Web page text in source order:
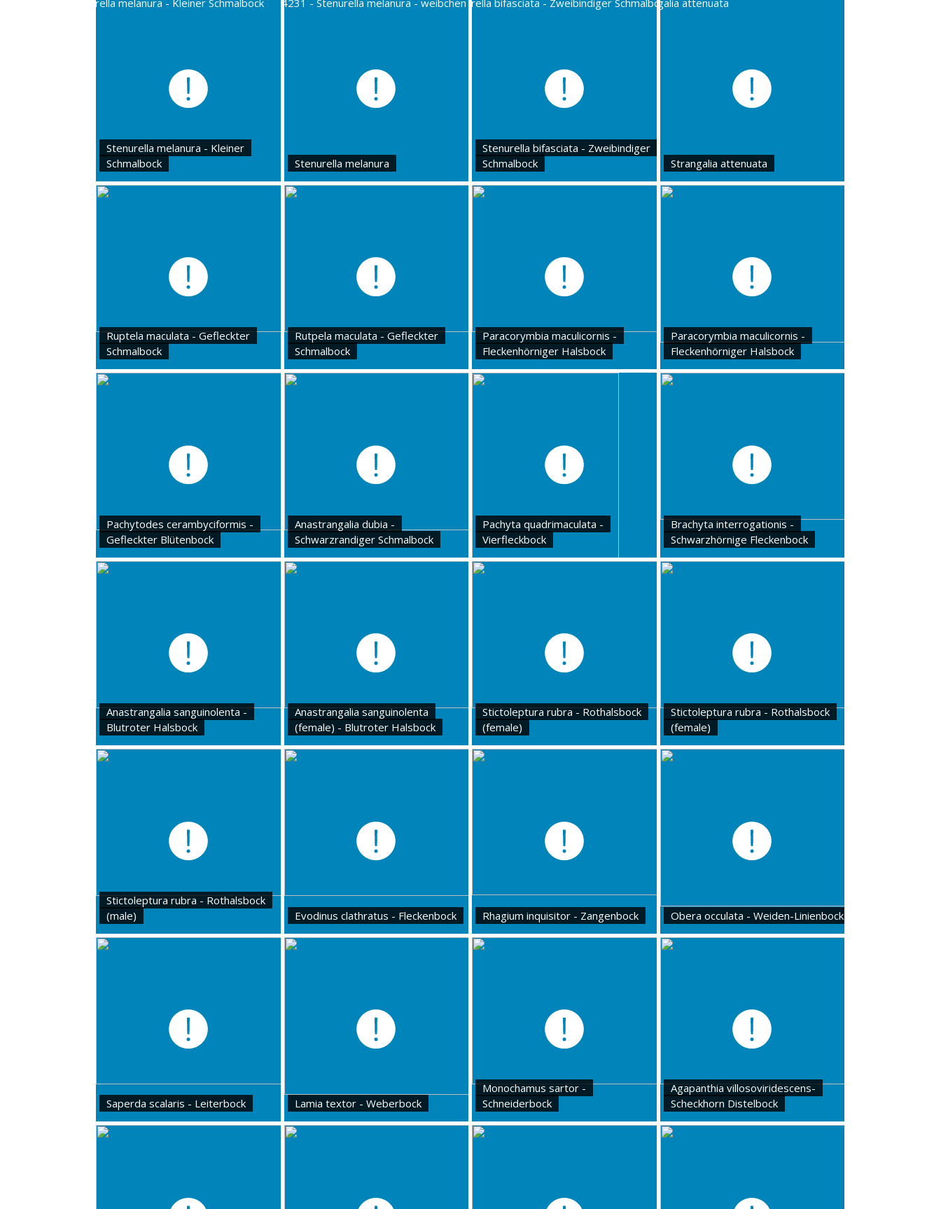
Stenurella melanura - Kleiner
Schmalbock
Stenurella melanura
Stenurella bifasciata - Zweibindiger
Schmalbock
Strangalia attenuata
Ruptela maculata - Gefleckter
Schmalbock
Rutpela maculata - Gefleckter
Schmalbock
Paracorymbia maculicornis -
Fleckenhörniger Halsbock
Paracorymbia maculicornis -
Fleckenhörniger Halsbock
Pachytodes cerambyciformis -
Gefleckter Blütenbock
Anastrangalia dubia -
Schwarzrandiger Schmalbock
Pachyta quadrimaculata -
Vierfleckbock
Brachyta interrogationis -
Schwarzhörnige Fleckenbock
Anastrangalia sanguinolenta -
Blutroter Halsbock
Anastrangalia sanguinolenta
(female) - Blutroter Halsbock
Stictoleptura rubra - Rothalsbock
(female)
Stictoleptura rubra - Rothalsbock
(female)
Stictoleptura rubra - Rothalsbock
(male)
Evodinus clathratus - Fleckenbock Rhagium inquisitor - Zangenbock Obera occulata - Weiden-Linienbock
Saperda scalaris - Leiterbock Lamia textor - Weberbock
Monochamus sartor -
Schneiderbock
Agapanthia villosoviridescens-
Scheckhorn Distelbock